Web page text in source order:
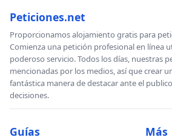
Peticiones.net
Proporcionamos alojamiento gratis para
Comienza una petición profesional en línea
poderoso servicio. Todos los días, nuestras
mencionadas por los medios, así que crear
fantástica manera de destacar ante el
decisiones.
Guías Más